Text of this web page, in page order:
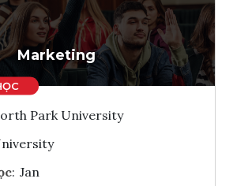
Tham vấn Interlink
Marketing
Park University
: Jan